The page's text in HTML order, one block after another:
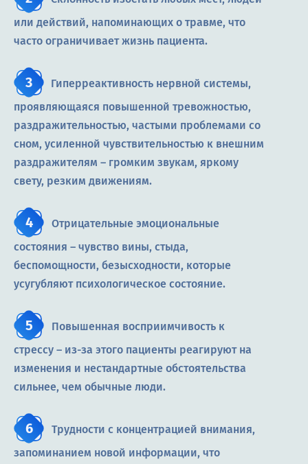
или действий, напоминающих о травме, что
часто ограничивает жизнь пациента.
Гиперреактивность нервной системы,
проявляющаяся повышенной тревожностью,
раздражительностью, частыми проблемами со
сном, усиленной чувствительностью к внешним
раздражителям – громким звукам, яркому
свету, резким движениям.
Отрицательные эмоциональные
состояния – чувство вины, стыда,
беспомощности, безысходности, которые
усугубляют психологическое состояние.
Повышенная восприимчивость к
стрессу – из-за этого пациенты реагируют на
изменения и нестандартные обстоятельства
сильнее, чем обычные люди.
Трудности с концентрацией внимания,
запоминанием новой информации, что